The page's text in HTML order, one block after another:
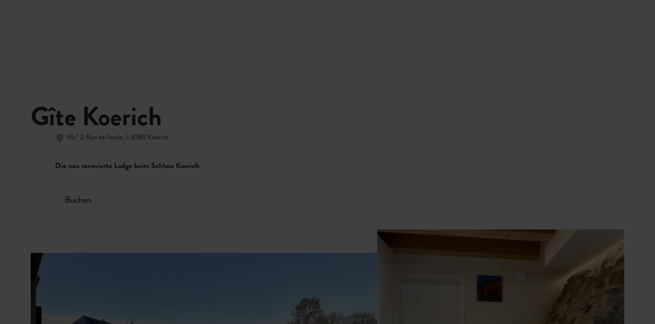
Gîte Koerich
Wo? 2, Rue de l’école, L-8385 Koerich
Die neu renovierte Lodge beim Schloss Koerich
Buchen